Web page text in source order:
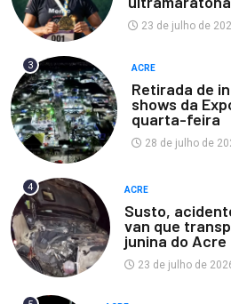
23 de julho de
3 ACRE
Retirada de
shows da
quarta-feira
28 de julho de
4 ACRE
Susto,
van que
junina do Acre
23 de julho de